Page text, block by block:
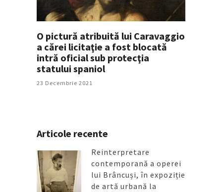
O pictură atribuită lui Caravaggio
a cărei licitaţie a fost blocată
intră oficial sub protecţia
statului spaniol
23 Decembrie 2021
Articole recente
Reinterpretare
contemporană a operei
lui Brâncuși, în expoziție
de artă urbană la